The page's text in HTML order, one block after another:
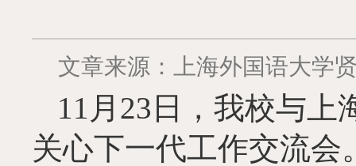
文章来源：上海外国语大学
11 月 23 日，我校与上
关心下一代工作交流会